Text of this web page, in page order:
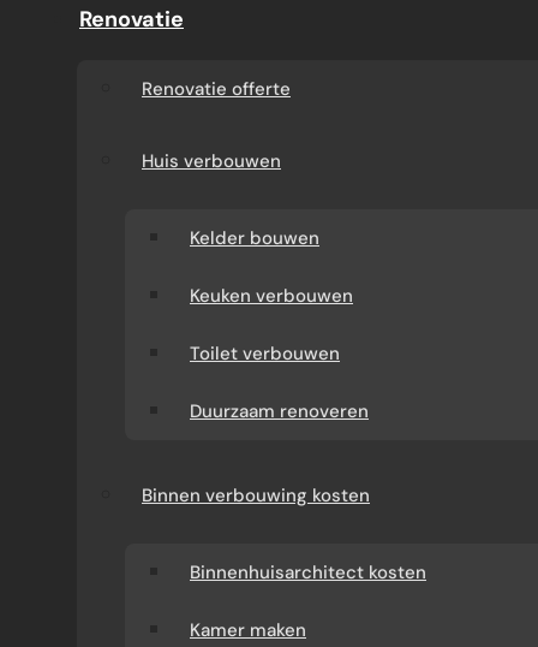
Renovatie
Renovatie offerte
Huis verbouwen
Kelder bouwen
Keuken verbouwen
Toilet verbouwen
Duurzaam renoveren
Binnen verbouwing kosten
Binnenhuisarchitect kosten
Kamer maken